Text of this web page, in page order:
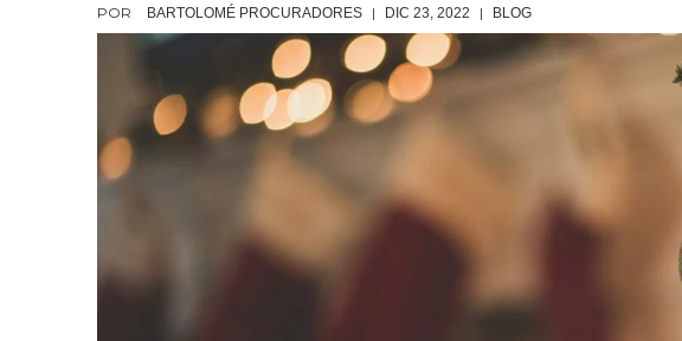
POR BARTOLOMÉ PROCURADORES | DIC 23, 2022 | BLOG